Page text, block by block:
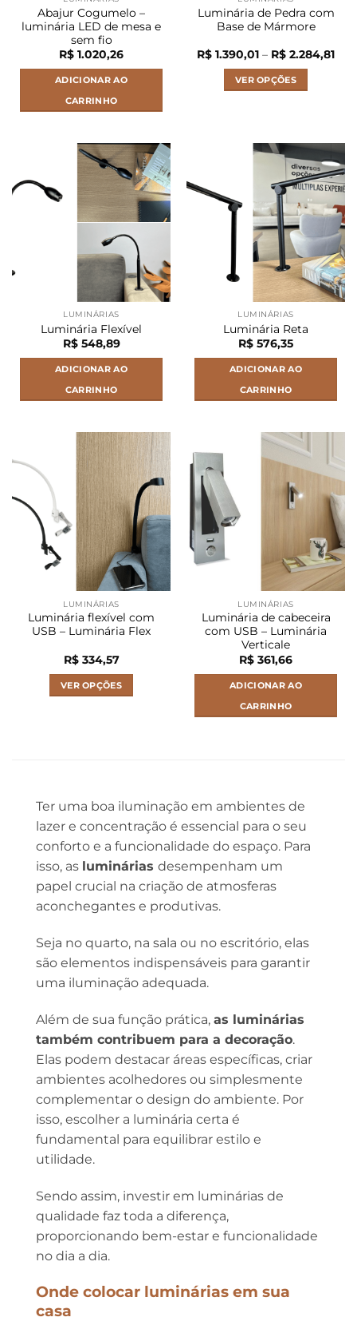
Abajur Cogumelo –
luminária LED de mesa e
sem fio
R$ 1.020,26
ADICIONAR AO
CARRINHO
Luminária de Pedra com
Base de Mármore
R$ 1.390,01 – R$ 2.284,81
VER OPÇÕES
tem
várias
variantes.
As
opções
podem
ser
escolhidas
página
do
produto
LUMINÁRIAS
Luminária Flexível
R$548,89
ADICIONAR AO
CARRINHO
LUMINÁRIAS
Luminária Reta
R$ 576,35
ADICIONAR AO
CARRINHO
LUMINÁRIAS
Luminária flexível com
USB – Luminária Flex
R$334,57
VER OPÇÕES
As
opções
podem
escolhidas
na
página
produto
LUMINÁRIAS
Luminária de cabeceira
com USB – Luminária
Verticale
R$ 361,66
ADICIONAR AO
CARRINHO
Ter uma boa iluminação em ambientes de
lazer e concentração é essencial para o seu
conforto e a funcionalidade do espaço. Para
isso, as luminárias desempenham um
papel crucial na criação de atmosferas
aconchegantes e produtivas.
Seja no quarto, na sala ou no escritório, elas
são elementos indispensáveis para garantir
uma iluminação adequada.
Além de sua função prática, as luminárias
também contribuem para a decoração.
Elas podem destacar áreas específicas, criar
ambientes acolhedores ou simplesmente
complementar o design do ambiente. Por
isso, escolher a luminária certa é
fundamental para equilibrar estilo e
utilidade.
Sendo assim, investir em luminárias de
qualidade faz toda a diferença,
proporcionando bem-estar e funcionalidade
no dia a dia.
Onde colocar luminárias em sua
casa